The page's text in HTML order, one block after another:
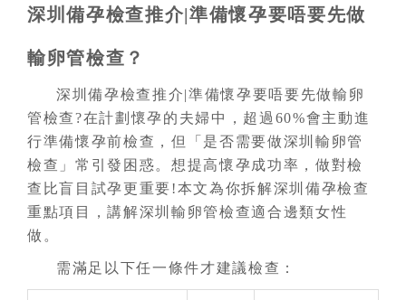
深圳備孕檢查推介|準備懷孕要唔要先做
輸卵管檢查？
深圳備孕檢查推介|準備懷孕要唔要先做輸卵
管檢查?在計劃懷孕的夫婦中，超過60%會主動進
行準備懷孕前檢查，但「是否需要做深圳輸卵管
檢查」常引發困惑。想提高懷孕成功率，做對檢
查比盲目試孕更重要!本文為你拆解深圳備孕檢查
重點項目，講解深圳輸卵管檢查適合邊類女性
做。
需滿足以下任一條件才建議檢查：